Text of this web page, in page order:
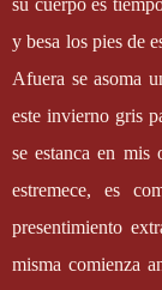
su cuerpo es
y besa los pies de
Afuera se asoma
este invierno gris
se estanca en mis
estremece, es
presentimiento
misma comienza